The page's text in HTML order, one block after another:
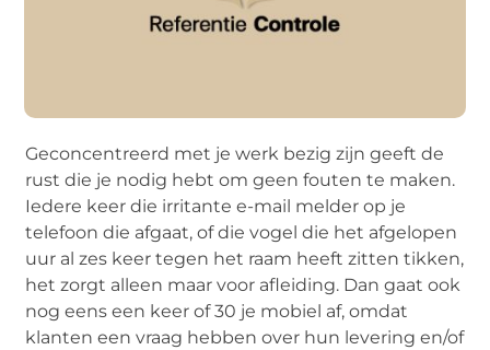
Geconcentreerd met je werk bezig zijn geeft de
rust die je nodig hebt om geen fouten te maken.
Iedere keer die irritante e-mail melder op je
telefoon die afgaat, of die vogel die het afgelopen
uur al zes keer tegen het raam heeft zitten tikken,
het zorgt alleen maar voor afleiding. Dan gaat ook
nog eens een keer of 30 je mobiel af, omdat
klanten een vraag hebben over hun levering en/of